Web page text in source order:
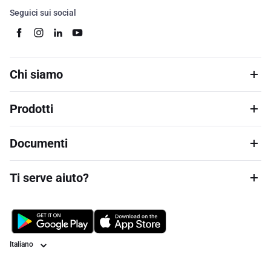
Seguici sui social
Chi siamo
Prodotti
Documenti
Ti serve aiuto?
Lingua